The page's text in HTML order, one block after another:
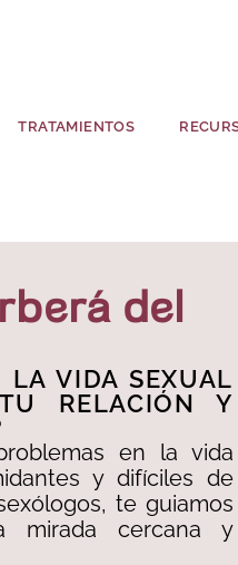
TRATAMIENTOS
del
LA VIDA SEXUAL
RELACIÓN Y
en la vida
y difíciles de
te guiamos
mirada cercana y